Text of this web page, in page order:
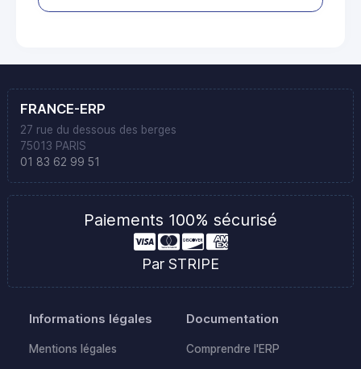
FRANCE-ERP
27 rue du dessous des berges
75013 PARIS
01 83 62 99 51
Paiements 100% sécurisé
Par STRIPE
Informations légales
Mentions légales
Documentation
Comprendre l'ERP